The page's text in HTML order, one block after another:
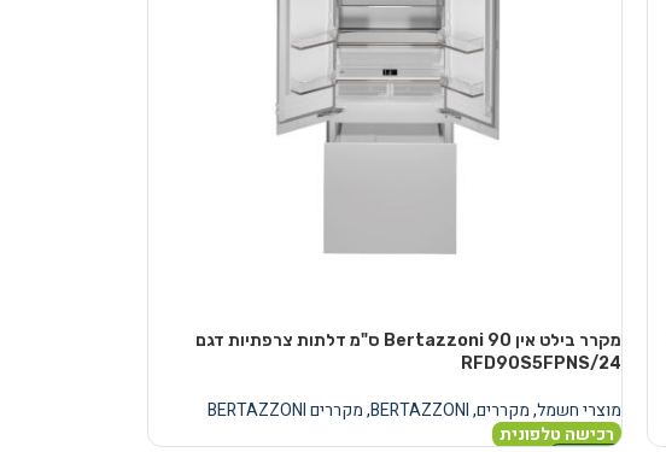
מקרר בילט אין Bertazzoni 90 ס"מ דלתות צרפתיות דגם
RFD90S5FPNS/24
מוצרי חשמל,מקררים,
BERTAZZONI
,מקררים BERTAZZONI
רכישה טלפונית